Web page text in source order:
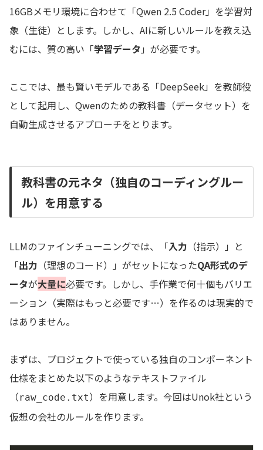
16GBメモリ環境に合わせて「Qwen 2.5 Coder」を学習対
象（生徒）とします。しかし、AIに新しいルールを教え込
むには、質の高い「学習データ 」が必要です。
ここでは、最も賢いモデルである「DeepSeek」を教師役
として起用し、Qwenのための教科書（データセット）を
自動生成させるアプローチをとります。
教科書の元ネタ（独自のコーディングルー
ル）を用意する
LLMのファインチューニングでは、「入力 （指示）」と
「出力 （理想のコード）」がセットになったQA形式のデ
ータが大量に必要です。しかし、手作業で何十個もバリエ
ーション（実際はもっと必要です…）を作るのは現実的で
はありません。
まずは、プロジェクトで使っている独自のコンポーネント
仕様をまとめた以下のようなテキストファイル
（raw_code.txt）を用意します。今回はUnok社という
仮想の会社のルールを作ります。